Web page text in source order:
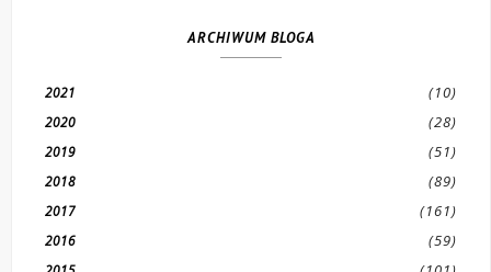
ARCHIWUM BLOGA
2021 (10)
2020 (28)
2019 (51)
2018 (89)
2017 (161)
2016 (59)